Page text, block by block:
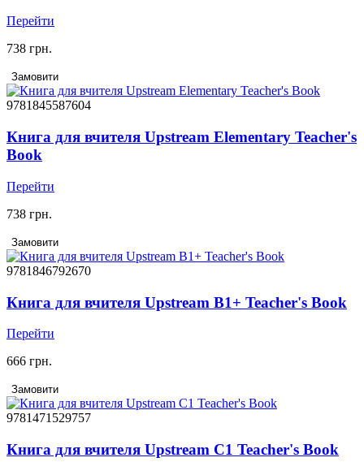
Перейти
738 грн.
Замовити
9781845587604
Книга для вчителя Upstream Elementary Teacher's
Book
Перейти
738 грн.
Замовити
9781846792670
Книга для вчителя Upstream В1+ Teacher's Book
Перейти
666 грн.
Замовити
9781471529757
Книга для вчителя Upstream C1 Teacher's Book